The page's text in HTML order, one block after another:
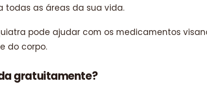
todas as áreas da sua vida.
pode ajudar com os medicamentos
do corpo.
gratuitamente?